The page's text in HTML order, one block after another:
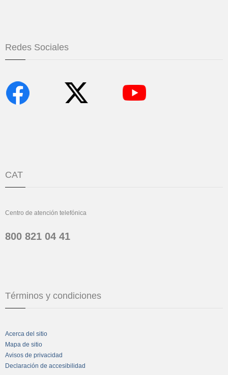
Redes Sociales
CAT
Centro de atención telefónica
800 821 04 41
Términos y condiciones
Acerca del sitio
Mapa de sitio
Avisos de privacidad
Declaración de accesibilidad